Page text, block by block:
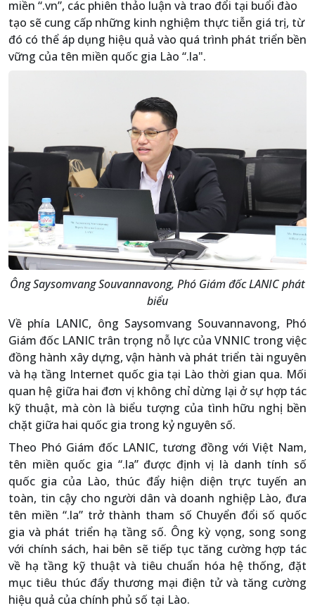
miền “.vn”, các phiên thảo luận và trao đổi tại buổi đào
tạo sẽ cung cấp những kinh nghiệm thực tiễn giá trị, từ
đó có thể áp dụng hiệu quả vào quá trình phát triển bền
vững của tên miền quốc gia Lào “.la".
Ông Saysomvang Souvannavong, Phó Giám đốc LANIC phát
biểu
Về phía LANIC, ông Saysomvang Souvannavong, Phó
Giám đốc LANIC trân trọng nỗ lực của VNNIC trong việc
đồng hành xây dựng, vận hành và phát triển tài nguyên
và hạ tầng Internet quốc gia tại Lào thời gian qua. Mối
quan hệ giữa hai đơn vị không chỉ dừng lại ở sự hợp tác
kỹ thuật, mà còn là biểu tượng của tình hữu nghị bền
chặt giữa hai quốc gia trong kỷ nguyên số.
Theo Phó Giám đốc LANIC, tương đồng với Việt Nam,
tên miền quốc gia “.la” được định vị là danh tính số
quốc gia của Lào, thúc đẩy hiện diện trực tuyến an
toàn, tin cậy cho người dân và doanh nghiệp Lào, đưa
tên miền “.la” trở thành tham số Chuyển đổi số quốc
gia và phát triển hạ tầng số. Ông kỳ vọng, song song
với chính sách, hai bên sẽ tiếp tục tăng cường hợp tác
về hạ tầng kỹ thuật và tiêu chuẩn hóa hệ thống, đặt
mục tiêu thúc đẩy thương mại điện tử và tăng cường
hiệu quả của chính phủ số tại Lào.